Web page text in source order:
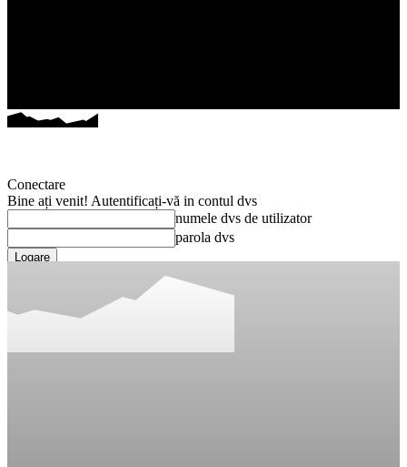
Conectare
Bine ați venit! Autentificați-vă in contul dvs
numele dvs de utilizator
parola dvs
Ați uitat parola? obține ajutor
Recuperați-vă parola